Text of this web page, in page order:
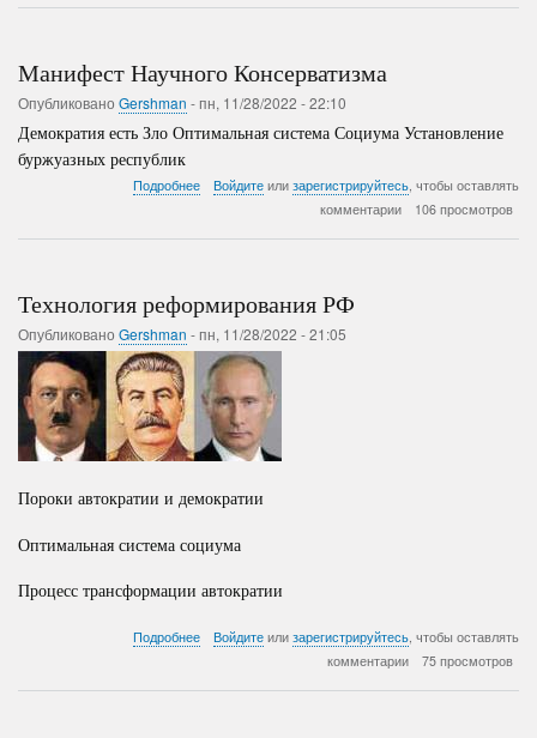
научит
!
Манифест Научного Консерватизма
Опубликовано Gershman -пн, 11/28/2022 - 22:10
Демократия есть Зло Оптимальная система Социума Установление
буржуазных республик
Подробнее
Консерватизма
Войдите или зарегистрируйтесь , чтобы оставлять
комментарии
106 просмотров
Технология реформирования РФ
Опубликовано Gershman -пн, 11/28/2022 - 21:05
Пороки автократии и демократии
Оптимальная система социума
Процесс трансформации автократии
Подробнее
РФ
Войдите или зарегистрируйтесь, чтобы оставлять
комментарии
75 просмотров